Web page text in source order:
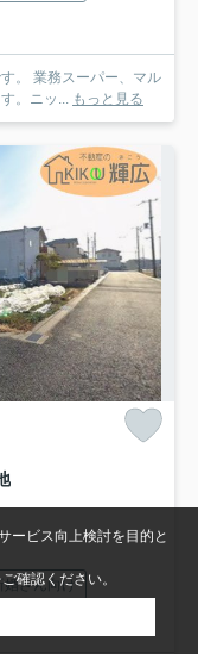
。 業務スーパー、マル
。ニッ... もっと見る
婚さん向け
ービス向上検討を目的と
ご確認ください。